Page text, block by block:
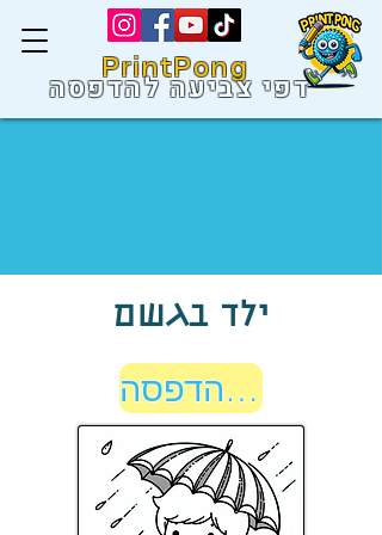
PrintPong
דפי צביעה להדפסה
ילד בגשם
לחץ הדפסה